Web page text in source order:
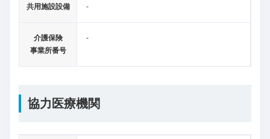
共用施設設備 -
介護保険
事業所番号
-
協力医療機関